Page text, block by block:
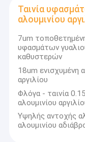
Σπίτι
Προϊόντα
Περίπου εμείς
Ταινία
αλουμινίου
7um
υφασμάτων
καθυστερών
18um ενισχυμένη
αργιλίου
Φλόγα - ταινία
αλουμινίου
Υψηλής αντοχής
αλουμινίου
Η